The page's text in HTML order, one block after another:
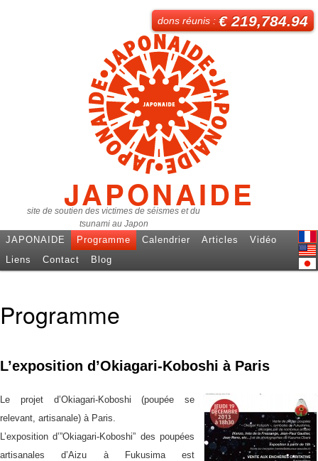
JAPONAIDE
site de soutien des victimes de séismes et du
tsunami au Japon
dons réunis :€ 219,784.94
JAPONAIDE Programme Calendrier Articles
Vidéo
Liens
Contact Blog
Programme
L’exposition d’Okiagari-Koboshi à Paris
Le projet d’Okiagari-Koboshi (poupée se
relevant, artisanale) à Paris.
L’exposition d’”Okiagari-Koboshi” des poupées
artisanales d’Aizu à Fukusima est